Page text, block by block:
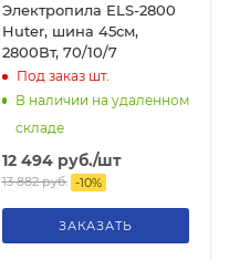
Электропила ELS-2800
Huter, шина 45см,
2800Вт, 70/10/7
Под заказшт.
В наличии на удаленном
складе
12 494руб./шт
13 882руб. -10%
ЗАКАЗАТЬ